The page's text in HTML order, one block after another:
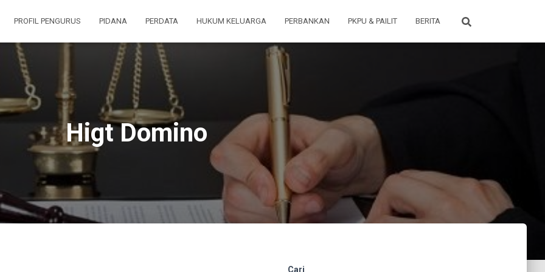
PROFIL PENGURUS PIDANA PERDATA HUKUM KELUARGA PERBANKAN PKPU & PAILIT BERITA
Higt Domino
Cari